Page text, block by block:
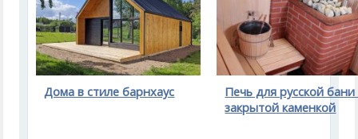
Дома в стиле барнхаус
Печь для русской бани
закрытой каменкой